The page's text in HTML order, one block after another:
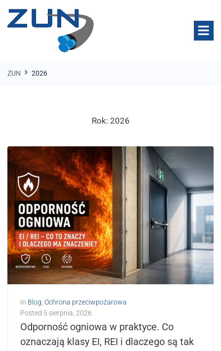
ZUN 2026
Rok: 2026
In Blog Ochrona przeciwpożarowa
Posted 5 sierpnia, 2026
Odporność ogniowa w praktyce. Co
oznaczają klasy EI, REI i dlaczego są tak